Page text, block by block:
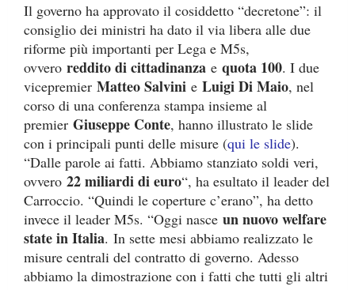
Il governo ha approvato il cosiddetto “decretone”: il
consiglio dei ministri ha dato il via libera alle due
riforme più importanti per Lega e M5s,
ovvero reddito di cittadinanza e quota 100. I due
vicepremier Matteo Salvini e Luigi Di Maio, nel
corso di una conferenza stampa insieme al
premier Giuseppe Conte, hanno illustrato le slide
con i principali punti delle misure (qui le slide).
“Dalle parole ai fatti. Abbiamo stanziato soldi veri,
ovvero 22 miliardi di euro“, ha esultato il leader del
Carroccio. “Quindi le coperture c’erano”, ha detto
invece il leader M5s. “Oggi nasce un nuovo welfare
state in Italia. In sette mesi abbiamo realizzato le
misure centrali del contratto di governo. Adesso
abbiamo la dimostrazione con i fatti che tutti gli altri